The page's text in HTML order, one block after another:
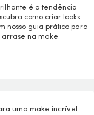
é a tendência
como criar looks
nosso guia prático para
arrase na make.
uma make incrível